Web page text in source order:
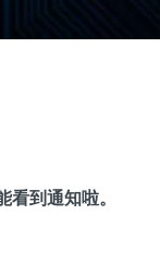
到通知啦。